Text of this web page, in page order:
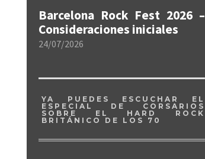
Barcelona Rock Fest 2026 –
Consideraciones iniciales
24/07/2026
YA PUEDES ESCUCHAR EL
ESPECIAL DE CORSARIOS
SOBRE EL HARD ROCK
BRITÁNICO DE LOS 70